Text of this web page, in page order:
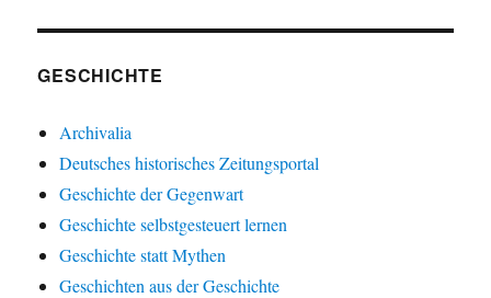
GESCHICHTE
Archivalia
Deutsches historisches Zeitungsportal
Geschichte der Gegenwart
Geschichte selbstgesteuert lernen
Geschichte statt Mythen
Geschichten aus der Geschichte